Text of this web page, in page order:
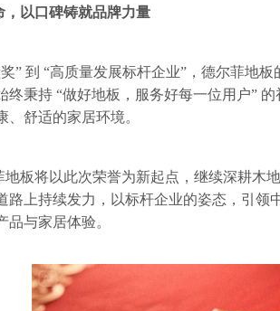
，以口碑铸就品牌力量
” 到 “高质量发展标杆企业”，德尔菲地
终秉持 “做好地板，服务好每一位用户”
、舒适的家居环境。
地板将以此次荣誉为新起点，继续深耕木
路上持续发力，以标杆企业的姿态，引
品与家居体验。